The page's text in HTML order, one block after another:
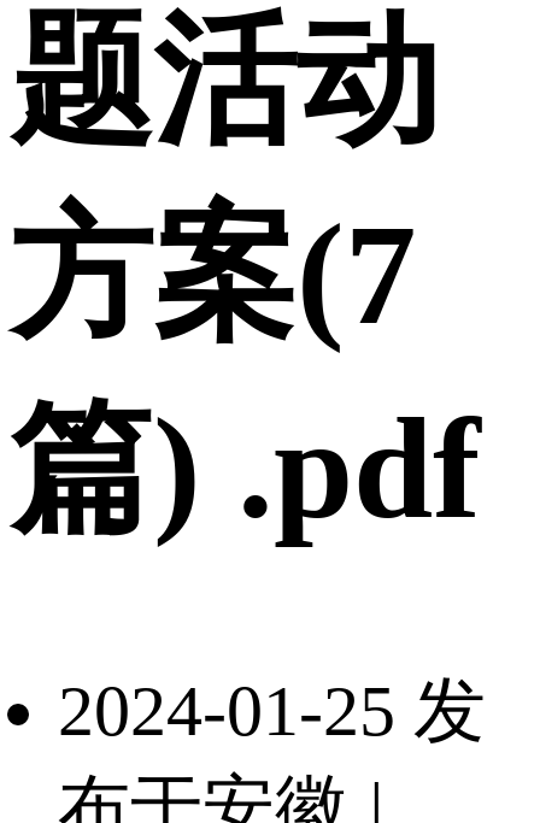
题活动
方案(7
篇) .pdf
2024-01-25 发